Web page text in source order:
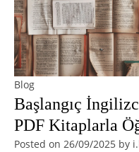
Blog
Başlangıç
PDF Kitaplarla
Posted on 26/09/2025 by